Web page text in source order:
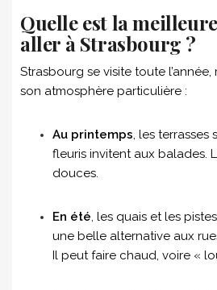
Quelle est la
aller à Strasbourg ?
Strasbourg se visite toute
son atmosphère particulière :
Au printemps, les terrasses
fleuris invitent aux balades.
douces.
En été, les quais et les
une belle alternative aux
Il peut faire chaud, voire «